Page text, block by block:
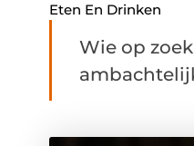
Eten En Drinken
Wie op